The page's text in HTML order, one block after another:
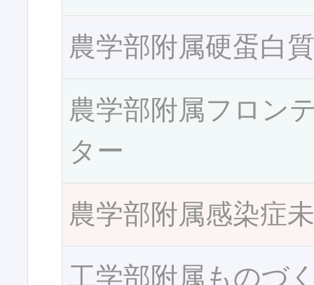
農学部附属硬蛋白
農学部附属フロン
ター
農学部附属感染症
工学部附属ものづ